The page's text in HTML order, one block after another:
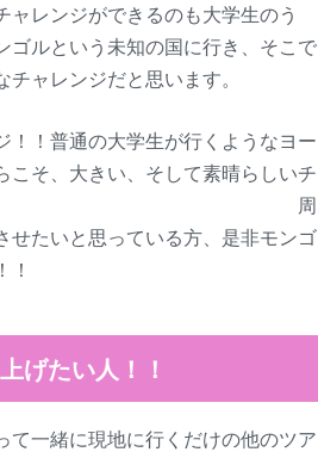
レンジができるのも大学生のう
ゴルという未知の国に行き、そこで
きなチャレンジだと思います。
！！普通の大学生が行くようなヨー
こそ、大きい、そして素晴らしいチ
ています。 周
せたいと思っている方、是非モンゴ
！
げたい人！！
て一緒に現地に行くだけの他のツア